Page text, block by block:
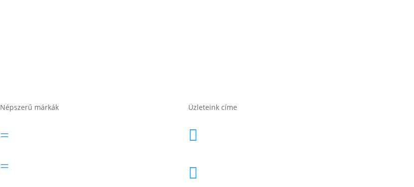
Népszerű márkák
=
=
Üzleteink címe

